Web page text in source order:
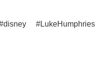
disney LukeHumphries